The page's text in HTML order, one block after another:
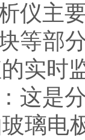
主要
等部
实时
是分
璃电